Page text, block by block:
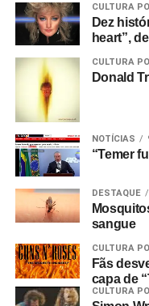
CULTURA
Dez
heart”,
CULTURA
Donald
NOTÍCIAS
“Temer
DESTAQUE
sangue
CULTURA
Fãs
capa de
CULTURA